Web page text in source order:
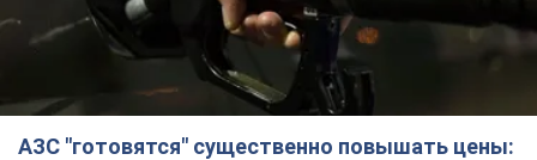
АЗС "готовятся" существенно повышать цены: